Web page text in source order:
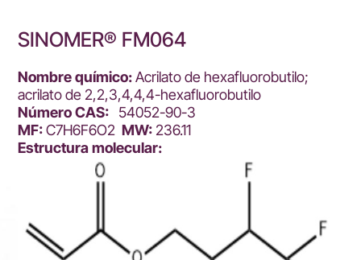
SINOMER® FM064
Nombre químico:Acrilato de hexafluorobutilo;
acrilato de 2,2,3,4,4,4-hexafluorobutilo
Número CAS: 54052-90-3
MF:C7H6F6O2MW: 236.11
Estructura molecular: